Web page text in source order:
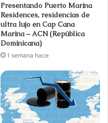
Presentando Puerto Marina
Residences, residencias de
ultra lujo en Cap Cana
Marina – ACN (República
Dominicana)
1 semana hace